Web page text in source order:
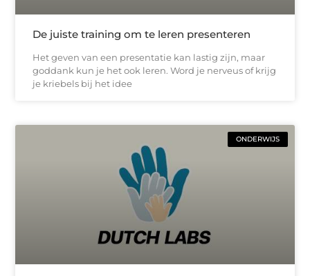
De juiste training om te leren presenteren
Het geven van een presentatie kan lastig zijn, maar
goddank kun je het ook leren. Word je nerveus of krijg
je kriebels bij het idee
ONDERWIJS